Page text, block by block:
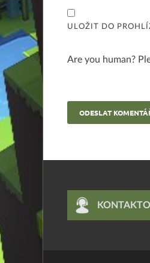
ULOŽIT DO
Are you human?